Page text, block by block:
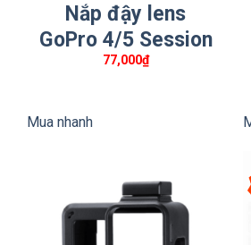
Thông tin chi tiết
Bộ sản phẩm bao gồm: 2
Chất liệu: kính cường lực,
Trọng lượng: 4.2g
Kích thước: 35.7 × 35.2 ×
Nắp đậy lens
GoPro 4/5 Session
77,000₫
Mua nhanh